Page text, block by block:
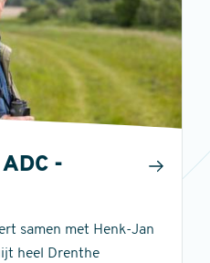
-
samen met Henk-Jan
heel Drenthe